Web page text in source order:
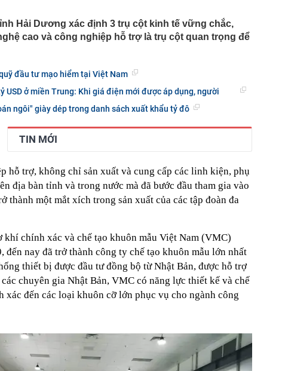
minh giao dịch chuyển khoản 35 triệu đồng tới tài khoản
SN 1984, thanh niên SN 2000 được mời tới làm việc
Lan chú ý: Từ 16/10, sân bay có thể mở vali để kiểm tra
báo hiệu phong thủy rất tốt
nhất nhì Việt Nam và vợ hơn 4 tuổi của Bình Minh "dính
từ Việt Nam sang Mỹ
sơ tán
700 tỷ giờ bán cà phê ở phường Hoà Hưng (TP.HCM),
liền "vỡ trận"
người phụ nữ sốt cao liên tục, phổi tổn thương hơn
sĩ cảnh báo mối nguy ít ai ngờ ngay trong nhà
cảnh báo nóng, tuyên bố hành động pháp lý
Hải Dương xác định 3 trụ cột kinh tế vững chắc,
cao và công nghiệp hỗ trợ là trụ cột quan trọng để
đầu tư mạo hiểm tại Việt Nam
USD ở miền Trung: Khi giá điện mới được áp dụng, người
ngôi" giày dép trong danh sách xuất khẩu tỷ đô
TIN MỚI
hỗ trợ, không chỉ sản xuất và cung cấp các linh kiện, phụ
địa bàn tỉnh và trong nước mà đã bước đầu tham gia vào
thành một mắt xích trong sản xuất của các tập đoàn đa
chính xác và chế tạo khuôn mẫu Việt Nam (VMC)
đến nay đã trở thành công ty chế tạo khuôn mẫu lớn nhất
thiết bị được đầu tư đồng bộ từ Nhật Bản, được hỗ trợ
chuyên gia Nhật Bản, VMC có năng lực thiết kế và chế
xác đến các loại khuôn cỡ lớn phục vụ cho ngành công